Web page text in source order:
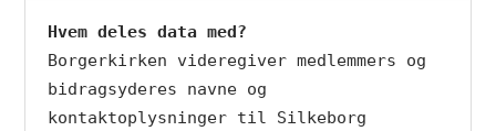
Hvem deles data med?
Borgerkirken videregiver medlemmers og
bidragsyderes navne og
kontaktoplysninger til Silkeborg